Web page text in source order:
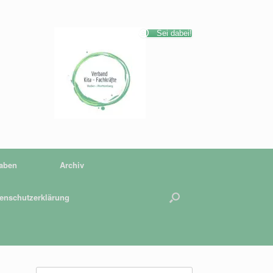
Sei dabei!
Archiv